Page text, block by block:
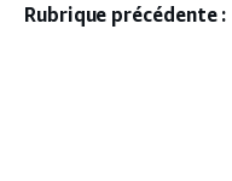
Rubrique précédente :